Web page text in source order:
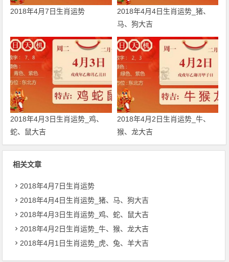
2018年4月7日生肖运势
2018年4月4日生肖运势_猪、
马、狗大吉
2018年4月3日生肖运势_鸡、
蛇、鼠大吉
2018年4月2日生肖运势_牛、
猴、龙大吉
相关文章
2018年4月7日生肖运势
2018年4月4日生肖运势_猪、马、狗大吉
2018年4月3日生肖运势_鸡、蛇、鼠大吉
2018年4月2日生肖运势_牛、猴、龙大吉
2018年4月1日生肖运势_虎、兔、羊大吉